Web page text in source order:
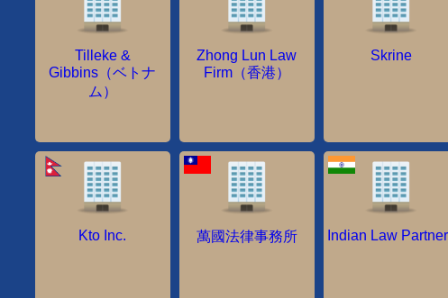
Tilleke &
Gibbins（ベトナ
ム）
Zhong Lun Law
Firm（香港）
Skrine
Kto Inc. 萬國法律事務所 Indian Law